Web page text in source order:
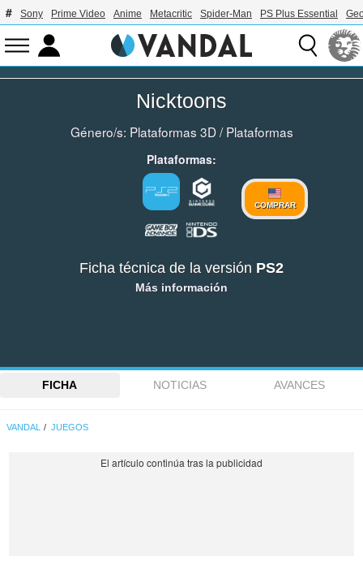
Sony Prime Video Anime Metacritic Spider-Man PS Plus Essential
Nicktoons
Género/s: Plataformas 3D/Plataformas
Plataformas:
COMPRAR
Ficha técnica de la versión PS2
Más información
FICHA NOTICIAS AVANCES
VANDAL JUEGOS